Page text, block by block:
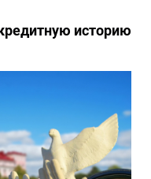
историю